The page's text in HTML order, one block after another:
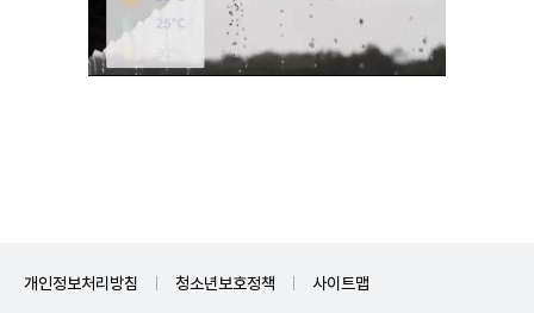
개인정보처리방침 청소년보호정책 사이트맵